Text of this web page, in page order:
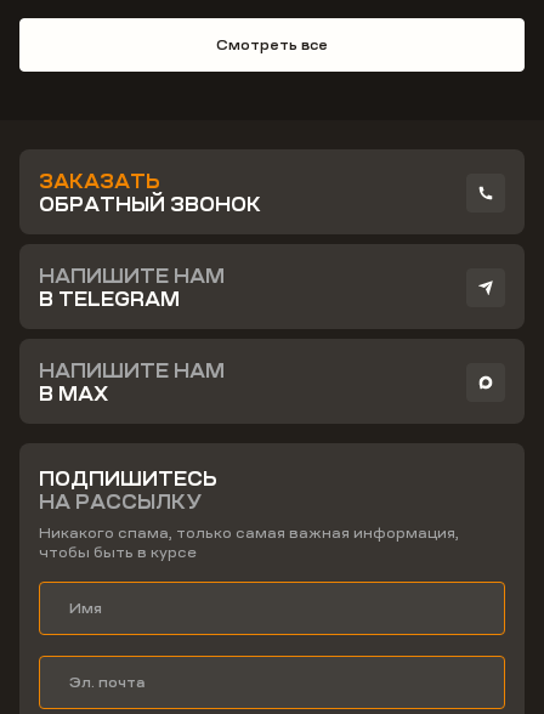
Смотреть все
ЗАКАЗАТЬ
ОБРАТНЫЙ ЗВОНОК
НАПИШИТЕ НАМ
В TELEGRAM
НАПИШИТЕ НАМ
В MAX
ПОДПИШИТЕСЬ
НА РАССЫЛКУ
Никакого спама, только самая важная информация,
чтобы быть в курсе